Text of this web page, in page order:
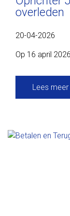
overleden
20-04-2026
Op 16 april
Lees meer